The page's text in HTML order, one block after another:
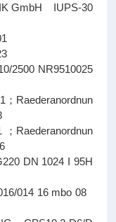
GmbH IUPS-30
501
023
2500 NR9510025
Raederanordnun
Raederanordnun
Nr. 146
DN 1024 I 95H
014 16 mbo 08